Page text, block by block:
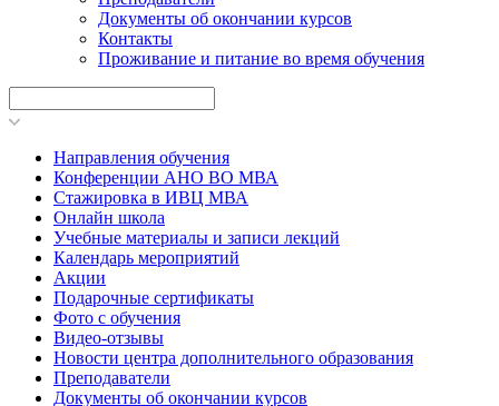
Документы об окончании курсов
Контакты
Проживание и питание во время обучения
Направления обучения
Конференции АНО ВО МВА
Стажировка в ИВЦ МВА
Онлайн школа
Учебные материалы и записи лекций
Календарь мероприятий
Акции
Подарочные сертификаты
Фото с обучения
Видео-отзывы
Новости центра дополнительного образования
Преподаватели
Документы об окончании курсов